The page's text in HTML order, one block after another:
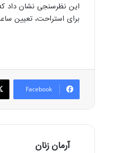
این نظرسنجی نشان داد که
برای استراحت، تعیین
Facebook
آرمان زنان